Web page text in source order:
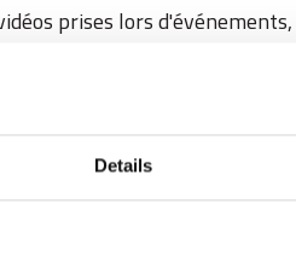
Details
prises lors